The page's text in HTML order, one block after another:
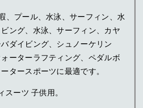
、プール、水泳、サーフィン、水
ビング、水泳、サーフィン、カヤ
ダイビング、シュノーケリン
ーターラフティング、ペダルボ
タースポーツに最適です。
ーツ 子供用。